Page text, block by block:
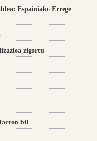
Espainiako Errege
zigortu
bi!